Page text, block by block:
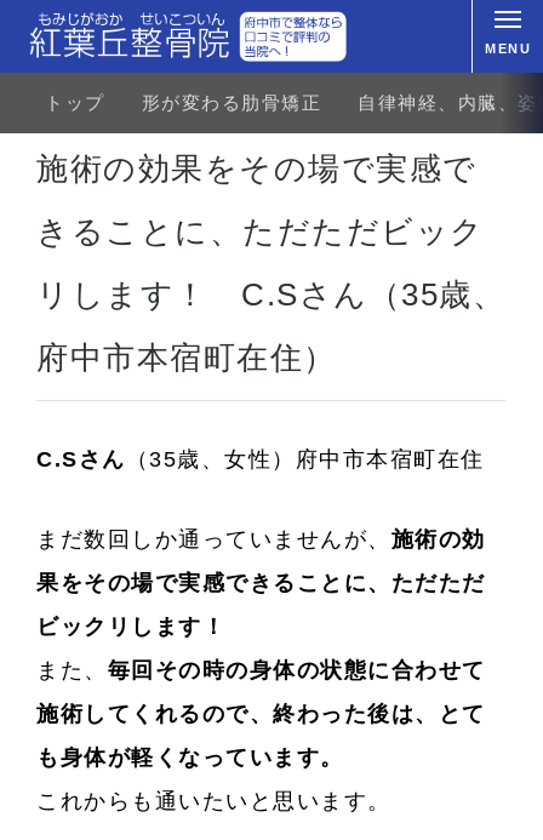
MENU
トップ 形が変わる肋骨矯正 自律神経、内臓、
ホーム お客様の声 首・肩のトラブル 首凝り・肩凝り 施術の効果をその場で実感できる
施術の効果をその場で実感で
きることに、ただただビック
リします！ C.Sさん（35歳、
府中市本宿町在住）
C.Sさん （35歳、女性）府中市本宿町在住
まだ数回しか通っていませんが、 施術の効
果をその場で実感できることに、ただただ
ビックリします！
また、 毎回その時の身体の状態に合わせて
施術してくれるので、終わった後は、とて
も身体が軽くなっています。
これからも通いたいと思います。